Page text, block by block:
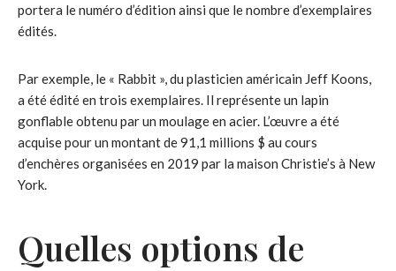
portera le numéro d’édition ainsi que le nombre d’exemplaires
édités.
Par exemple, le « Rabbit », du plasticien américain Jeff Koons,
a été édité en trois exemplaires. Il représente un lapin
gonflable obtenu par un moulage en acier. L’œuvre a été
acquise pour un montant de 91,1 millions $ au cours
d’enchères organisées en 2019 par la maison Christie’s à New
York.
Quelles options de